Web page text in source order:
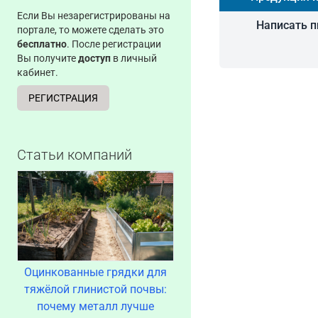
Если Вы незарегистрированы на
портале, то можете сделать это
бесплатно. После регистрации
Вы получитедоступ в личный
кабинет.
РЕГИСТРАЦИЯ
Статьи компаний
Оцинкованные грядки для
тяжёлой глинистой почвы:
почему металл лучше
Написать